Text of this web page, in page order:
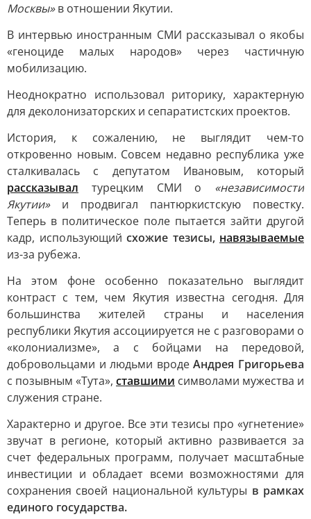
Москвы»в отношении Якутии.
В интервью иностранным СМИ рассказывал о якобы
«геноциде малых народов» через частичную
мобилизацию.
Неоднократно использовал риторику, характерную
для деколонизаторских и сепаратистских проектов.
История, к сожалению, не выглядит чем-то
откровенно новым. Совсем недавно республика уже
сталкивалась с депутатом Ивановым, который
рассказывал турецким СМИ о «независимости
Якутии»и продвигал пантюркистскую повестку.
Теперь в политическое поле пытается зайти другой
кадр, использующий схожие тезисы, навязываемые
из-за рубежа.
На этом фоне особенно показательно выглядит
контраст с тем, чем Якутия известна сегодня. Для
большинства жителей страны и населения
республики Якутия ассоциируется не с разговорами о
«колониализме», а с бойцами на передовой,
добровольцами и людьми вродеАндрея Григорьева
с позывным «Тута», ставшими символами мужества и
служения стране.
Характерно и другое. Все эти тезисы про «угнетение»
звучат в регионе, который активно развивается за
счет федеральных программ, получает масштабные
инвестиции и обладает всеми возможностями для
сохранения своей национальной культуры в рамках
единого государства.